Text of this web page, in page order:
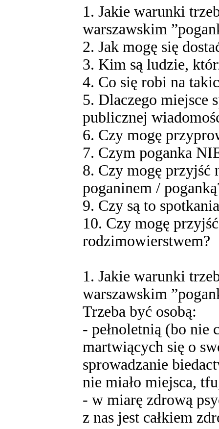
1. Jakie warunki
warszawskim
2. Jak mogę się
3. Kim są ludzie,
4. Co się robi na
5. Dlaczego miejsce
publicznej
6. Czy mogę
7. Czym poganka
8. Czy mogę przyjść
poganinem /
9. Czy są to
10. Czy mogę
rodzimowierstwem?
1. Jakie warunki
warszawskim
Trzeba być osobą:
- pełnoletnią (bo nie
martwiących się o
sprowadzanie
nie miało miejsca,
- w miarę zdrową
z nas jest całkiem